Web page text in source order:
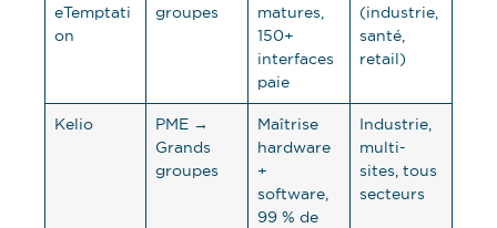
eTemptati
on
groupes
matures,
150+
interfaces
paie
(industrie,
santé,
retail)
Kelio
PME →
Grands
groupes
Maîtrise
hardware
+
software,
99 % de
Industrie,
multi-
sites, tous
secteurs